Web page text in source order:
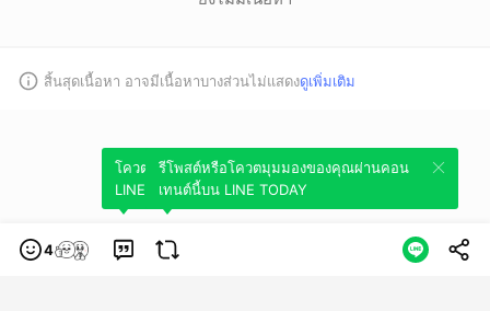
สิ้นสุดเนื้อหา อาจมีเนื้อหาบางส่วนไม่แสดงดูเพิ่มเติม
4
โควตมุมมองของคุณผ่านคอนเทนต์นี้บน
LINE TODAY
รีโพสต์หรือโควตมุมมองของคุณผ่านคอน
เทนต์นี้บน LINE TODAY